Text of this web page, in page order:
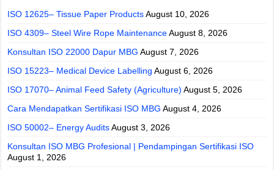
ISO 12625– Tissue Paper Products August 10, 2026
ISO 4309– Steel Wire Rope Maintenance August 8, 2026
Konsultan ISO 22000 Dapur MBG August 7, 2026
ISO 15223– Medical Device Labelling August 6, 2026
ISO 17070– Animal Feed Safety (Agriculture) August 5, 2026
Cara Mendapatkan Sertifikasi ISO MBG August 4, 2026
ISO 50002– Energy Audits August 3, 2026
Konsultan ISO MBG Profesional | Pendampingan Sertifikasi ISO
August 1, 2026